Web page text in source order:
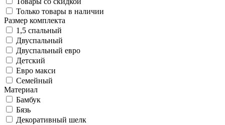
Только товары в наличии
Размер комплекта
1,5 спальный
Двуспальный
Двуспальный евро
Детский
Евро макси
Семейный
Материал
Бамбук
Бязь
Декоративный шелк